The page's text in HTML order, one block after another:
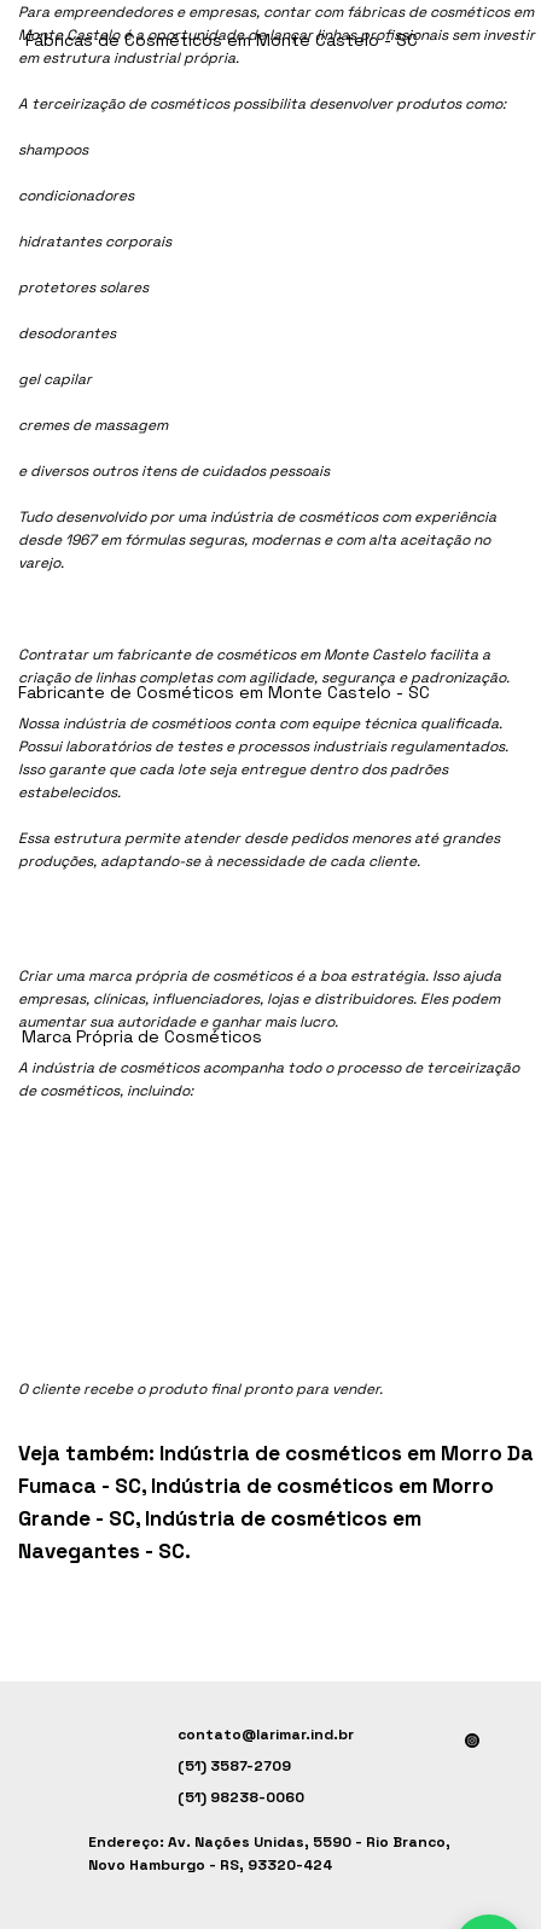
Para empreendedores e empresas, contar com fábricas de cosméticos em
Monte Castelo é a oportunidade de lançar linhas profissionais sem investir
em estrutura industrial própria.
A terceirização de cosméticos possibilita desenvolver produtos como:
shampoos
condicionadores
hidratantes corporais
protetores solares
desodorantes
gel capilar
cremes de massagem
e diversos outros itens de cuidados pessoais
Tudo desenvolvido por uma indústria de cosméticos com experiência
desde 1967 em fórmulas seguras, modernas e com alta aceitação no
varejo.
Contratar um fabricante de cosméticos em Monte Castelo facilita a
criação de linhas completas com agilidade, segurança e padronização.
Nossa indústria de cosmétioos conta com equipe técnica qualificada.
Possui laboratórios de testes e processos industriais regulamentados.
Isso garante que cada lote seja entregue dentro dos padrões
estabelecidos.
Essa estrutura permite atender desde pedidos menores até grandes
produções, adaptando-se à necessidade de cada cliente.
Criar uma marca própria de cosméticos é a boa estratégia. Isso ajuda
empresas, clínicas, influenciadores, lojas e distribuidores. Eles podem
aumentar sua autoridade e ganhar mais lucro.
A indústria de cosméticos acompanha todo o processo de terceirização
de cosméticos, incluindo:
O cliente recebe o produto final pronto para vender.
Veja também: Indústria de cosméticos em Morro Da
Fumaca - SC, Indústria de cosméticos em Morro
Grande - SC, Indústria de cosméticos em
Navegantes - SC.
Fábricas de Cosméticos em Monte Castelo - SC
Fabricante de Cosméticos em Monte Castelo - SC
Marca Própria de Cosméticos
contato@larimar.ind.br
(51) 3587-2709
(51) 98238-0060
Endereço: Av. Nações Unidas, 5590 - Rio Branco,
Novo Hamburgo - RS, 93320-424